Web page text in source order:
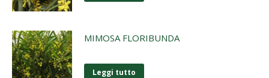
MIMOSA FLORIBUNDA
Leggi tutto